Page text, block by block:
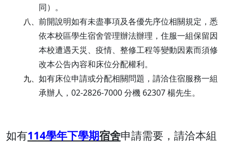
同）。
八、 前開說明如有未盡事項及各優先序位相關規定，悉
依本校區學生宿舍管理辦法辦理，住服一組保留因
本校遭遇天災、疫情、整修工程等變動因素而須修
改本公告內容和床位分配權利。
九、 如有床位申請或分配相關問題，請洽住宿服務一組
承辦人，02-2826-7000 分機 62307 楊先生。
如有114學年下學期宿舍申請需要，請洽本組